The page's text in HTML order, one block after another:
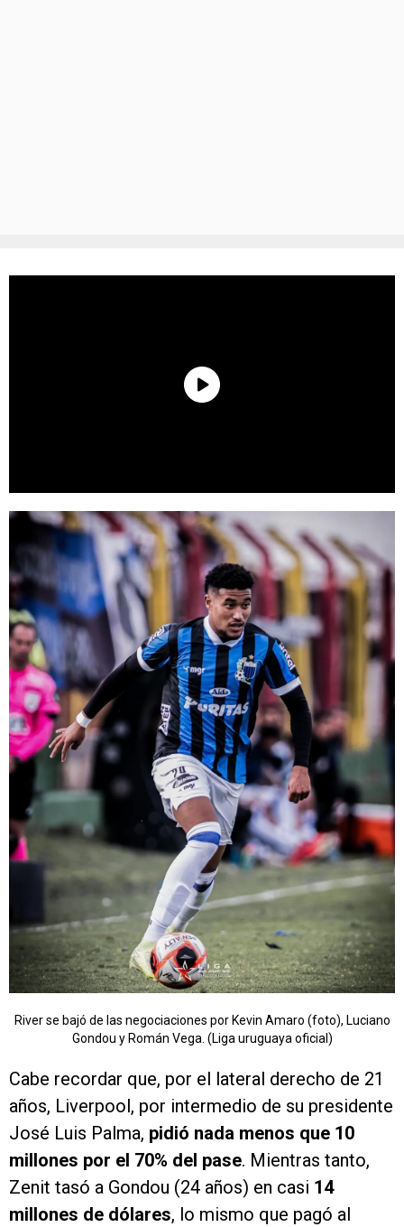
River se bajó de las negociaciones por Kevin Amaro (foto), Luciano
Gondou y Román Vega. (Liga uruguaya oficial)
Cabe recordar que, por el lateral derecho de 21
años, Liverpool, por intermedio de su presidente
José Luis Palma, pidió nada menos que 10
millones por el 70% del pase. Mientras tanto,
Zenit tasó a Gondou (24 años) en casi 14
millones de dólares, lo mismo que pagó al